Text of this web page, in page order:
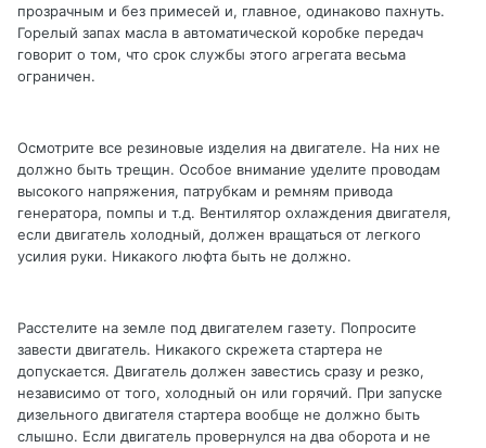
прозрачным и без примесей и, главное, одинаково пахнуть.
Горелый запах масла в автоматической коробке передач
говорит о том, что срок службы этого агрегата весьма
ограничен.
Осмотрите все резиновые изделия на двигателе. На них не
должно быть трещин. Особое внимание уделите проводам
высокого напряжения, патрубкам и ремням привода
генератора, помпы и т.д. Вентилятор охлаждения двигателя,
если двигатель холодный, должен вращаться от легкого
усилия руки. Никакого люфта быть не должно.
Расстелите на земле под двигателем газету. Попросите
завести двигатель. Никакого скрежета стартера не
допускается. Двигатель должен завестись сразу и резко,
независимо от того, холодный он или горячий. При запуске
дизельного двигателя стартера вообще не должно быть
слышно. Если двигатель провернулся на два оборота и не